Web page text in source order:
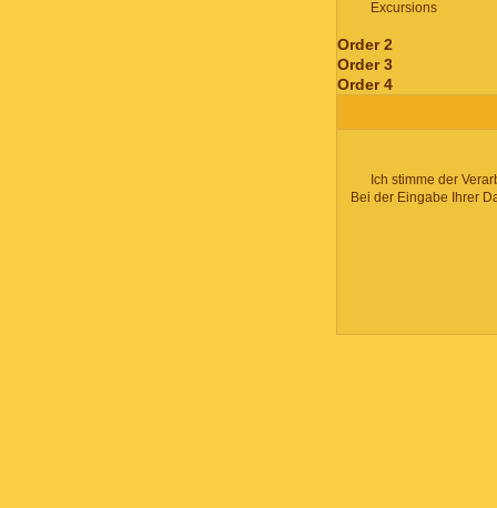
Excursions
Order 2
Order 3
Order 4
Ich stimme der
Bei der Eingabe Ihrer